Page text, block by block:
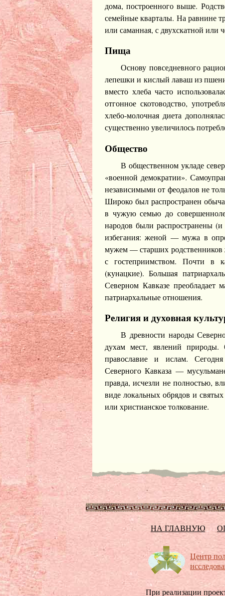
дома, построенного выше.
семейные кварталы. На равнине
или саманная, с двухскатной или
Пища
Основу повседневного
лепешки и кислый лаваш из
вместо хлеба часто
отгонное скотоводство,
хлебо-молочная диета
существенно увеличилось
Общество
В общественном укладе
«военной демократии».
независимыми от феодалов не
Широко был распространен
в чужую семью до
народов были распространены
избегания: женой — мужа в
мужем — старших
с гостеприимством. Почти в
(кунацкие). Большая
Северном Кавказе преобладает
патриархальные отношения.
Религия и духовная
В древности народы
духам мест, явлений
православие и ислам.
Северного Кавказа —
правда, исчезли не полностью,
виде локальных обрядов и
или христианское толкование.
НА ГЛАВНУЮ
Центр
При реализации